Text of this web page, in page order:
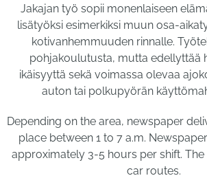
Jakajan työ sopii monenlaiseen
lisätyöksi esimerkiksi muun osa-
kotivanhemmuuden rinnalle.
pohjakoulutusta, mutta edellyttää
ikäisyyttä sekä voimassa olevaa
auton tai polkupyörän
Depending on the area, newspaper
place between 1 to 7 a.m.
approximately 3-5 hours per shift.
car routes.